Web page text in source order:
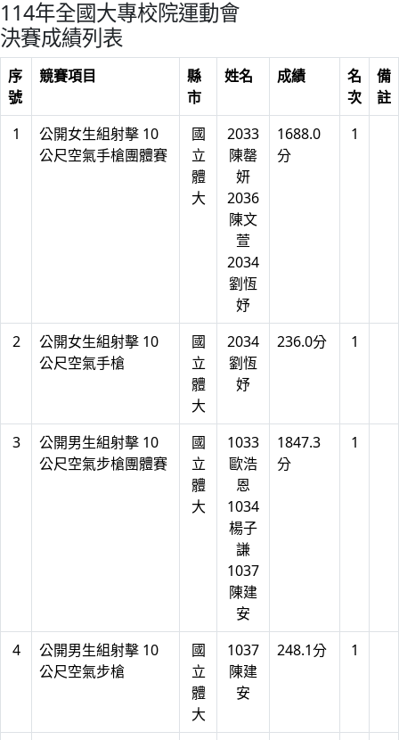
114年全國大專校院運動會
決賽成績列表
序
號
競賽項目
縣
市
姓名 成績
名
次
備
註
1
公開女生組射擊 10
公尺空氣手槍團體賽
國
立
體
大
2033
陳罄
妍
2036
陳文
萱
2034
劉恆
妤
1688.0
分
1
2
公開女生組射擊 10
公尺空氣手槍
國
立
體
大
2034
劉恆
妤
236.0分 1
3
公開男生組射擊 10
公尺空氣步槍團體賽
國
立
體
大
1033
歐浩
恩
1034
楊子
謙
1037
陳建
安
1847.3
分
1
4
公開男生組射擊 10
公尺空氣步槍
國
立
體
大
1037
陳建
安
248.1分 1